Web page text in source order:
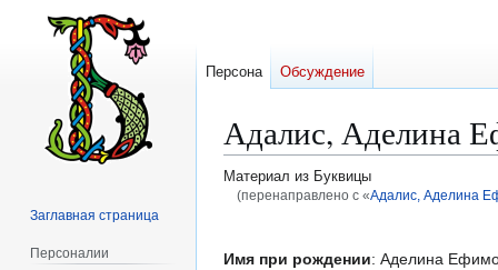
Адалис, Аделина
Материал из Буквицы
(перенаправлено с «Адалис, Аделина
ккИмя при рождении: Аделина
Персона Обсуждение
Заглавная страница
Персоналии